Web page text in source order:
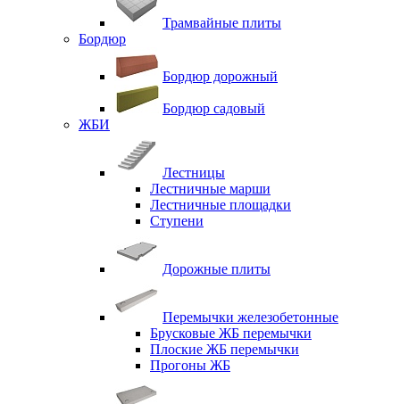
Трамвайные плиты
Бордюр
Бордюр дорожный
Бордюр садовый
ЖБИ
Лестницы
Лестничные марши
Лестничные площадки
Ступени
Дорожные плиты
Перемычки железобетонные
Брусковые ЖБ перемычки
Плоские ЖБ перемычки
Прогоны ЖБ